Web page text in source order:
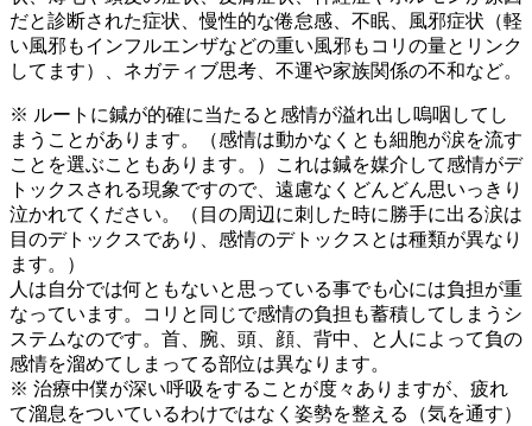
だと診断された症状、慢性的な倦怠感、不眠、風邪症状（軽
い風邪もインフルエンザなどの重い風邪もコリの量とリンク
してます）、ネガティブ思考、不運や家族関係の不和など。
※ ルートに鍼が的確に当たると感情が溢れ出し嗚咽してし
まうことがあります。（感情は動かなくとも細胞が涙を流す
ことを選ぶこともあります。）これは鍼を媒介して感情がデ
トックスされる現象ですので、遠慮なくどんどん思いっきり
泣かれてください。（目の周辺に刺した時に勝手に出る涙は
目のデトックスであり、感情のデトックスとは種類が異なり
ます。）
人は自分では何ともないと思っている事でも心には負担が重
なっています。コリと同じで感情の負担も蓄積してしまうシ
ステムなのです。首、腕、頭、顔、背中、と人によって負の
感情を溜めてしまってる部位は異なります。
※ 治療中僕が深い呼吸をすることが度々ありますが、疲れ
て溜息をついているわけではなく姿勢を整える（気を通す）